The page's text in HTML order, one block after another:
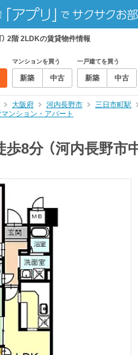
2階 2LDKの賃貸物件情報
マンションを買う
新築 中古
一戸建てを買う
新築 中古
大阪府 河内長野市 三日市町駅
ンション・アパート
8分 （河内長野市